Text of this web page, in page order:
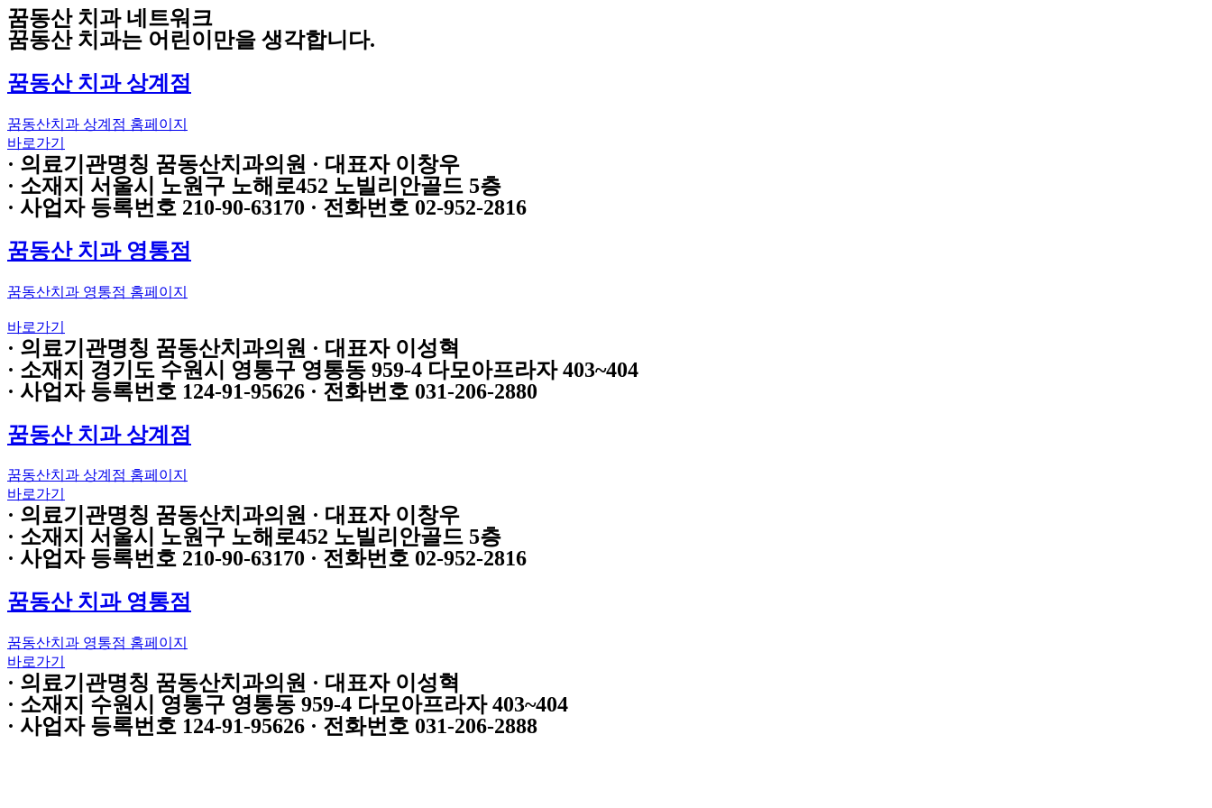
Skip
to
content
꿈동산 치과 네트워크
꿈동산 치과는 어린이만을 생각합니다.
꿈동산 치과 상계점
꿈동산치과 상계점 홈페이지
바로가기
· 의료기관명칭 꿈동산치과의원 · 대표자이창우
· 소재지 서울시 노원구 노해로452 노빌리안골드 5층
· 사업자 등록번호 210-90-63170 · 전화번호 02-952-2816
꿈동산 치과 영통점
꿈동산치과 영통점 홈페이지
바로가기
· 의료기관명칭 꿈동산치과의원 · 대표자이성혁
· 소재지 경기도 수원시 영통구 영통동 959-4 다모아프라자 403~404
· 사업자 등록번호 124-91-95626 · 전화번호 031-206-2880
꿈동산 치과 상계점
꿈동산치과 상계점 홈페이지
바로가기
· 의료기관명칭 꿈동산치과의원 · 대표자이창우
· 소재지 서울시 노원구 노해로452 노빌리안골드 5층
· 사업자 등록번호 210-90-63170 · 전화번호 02-952-2816
꿈동산 치과 영통점
꿈동산치과 영통점 홈페이지
바로가기
· 의료기관명칭 꿈동산치과의원 · 대표자이성혁
· 소재지 수원시 영통구 영통동 959-4 다모아프라자 403~404
· 사업자 등록번호 124-91-95626 · 전화번호 031-206-2888